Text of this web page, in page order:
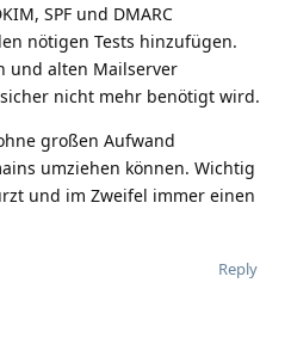
SPF und DMARC
nötigen Tests hinzufügen.
und alten Mailserver
nicht mehr benötigt wird.
großen Aufwand
umziehen können. Wichtig
und im Zweifel immer einen
Reply